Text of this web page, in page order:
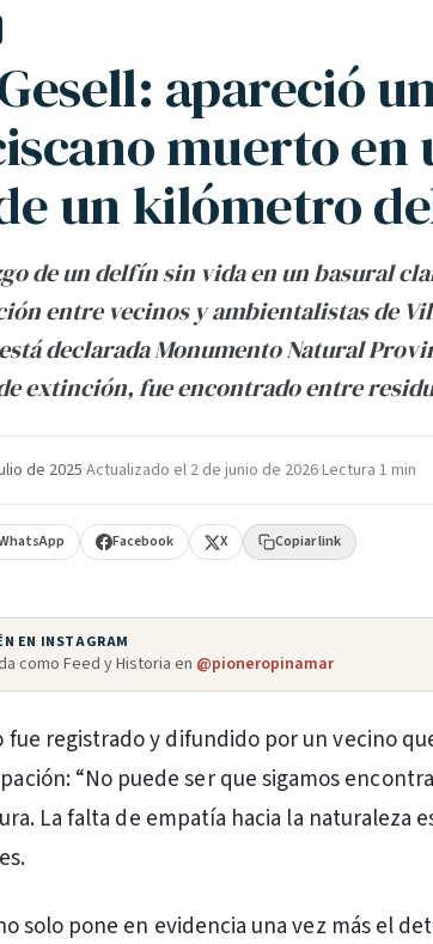
apareció
muerto en
un kilómetro
de un delfín sin vida en un basural
entre vecinos y ambientalistas de
declarada Monumento Natural
extinción, fue encontrado entre
de 2025·Actualizado el 2 de junio de 2026·Lectura 1 min
Facebook X Copiar link
EN INSTAGRAM
como Feed y Historia en @pioneropinamar
fue registrado y difundido por un vecino
“No puede ser que sigamos
La falta de empatía hacia la naturaleza
solo pone en evidencia una vez más el